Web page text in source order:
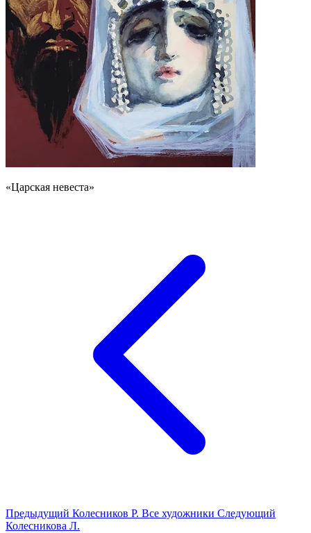
«Царская невеста»
Предыдущий Колесников Р. Все художники Следующий
Колесникова Л.